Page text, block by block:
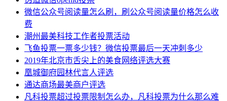
微信公众号阅读量怎么刷，刷公众号阅读量价格怎么收
费
潮州最美科技工作者投票活动
飞鱼投票一票多少钱？微信投票最后一天冲刺多少
2019年北京市舌尖上的美食网络评选大赛
凰城御府园林代言人评选
通达商场最美商户评选
凡科投票超过投票限制怎么办，凡科投票为什么那么难